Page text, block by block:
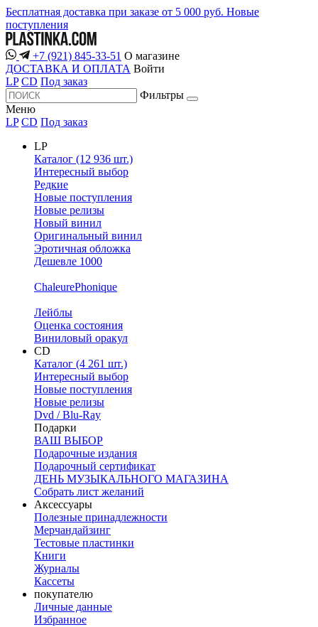
Бесплатная доставка при заказе от 5 000 руб. Новые
поступления
+7 (921) 845-33-51 О магазине
ДОСТАВКА И ОПЛАТА Войти
LP CD Под заказ
Фильтры
Меню
LP CD Под заказ
LP
Каталог (12 936 шт.)
Интересный выбор
Редкие
Новые поступления
Новые релизы
Новый винил
Оригинальный винил
Эротичная обложка
Дешевле 1000
ChaleurePhonique
Лейблы
Оценка состояния
Виниловый оракул
CD
Каталог (4 261 шт.)
Интересный выбор
Новые поступления
Новые релизы
Dvd / Blu-Ray
Подарки
ВАШ ВЫБОР
Подарочные издания
Подарочный сертификат
ДЕНЬ МУЗЫКАЛЬНОГО МАГАЗИНА
Собрать лист желаний
Аксессуары
Полезные принадлежности
Мерчандайзинг
Тестовые пластинки
Книги
Журналы
Кассеты
покупателю
Личные данные
Избранное